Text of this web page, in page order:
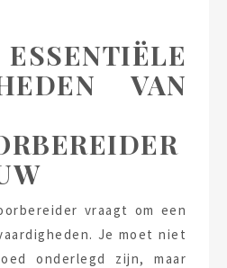
VAN
vraagt om een
Je moet niet
onderlegd zijn, maar